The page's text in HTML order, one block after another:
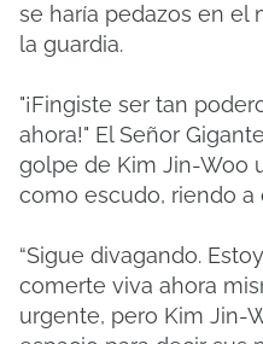
se haría pedazos en el
la guardia.
"¡Fingiste ser tan
ahora!" El Señor
golpe de Kim Jin-Woo
como escudo, riendo a
“Sigue divagando.
comerte viva ahora
urgente, pero Kim Jin-